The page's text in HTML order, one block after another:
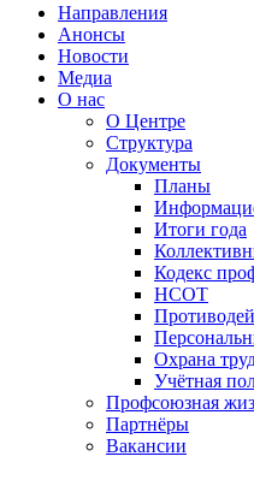
Направления
Анонсы
Новости
Медиа
О нас
О Центре
Структура
Документы
Планы
Итоги года
Кодекс
НСОТ
Охрана
Учётная
Профсоюзная
Партнёры
Вакансии